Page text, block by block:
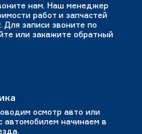
нам. Наш менеджер
работ и запчастей
Для записи звоните по
или закажите обратный
осмотр авто или
автомобилем начинаем в